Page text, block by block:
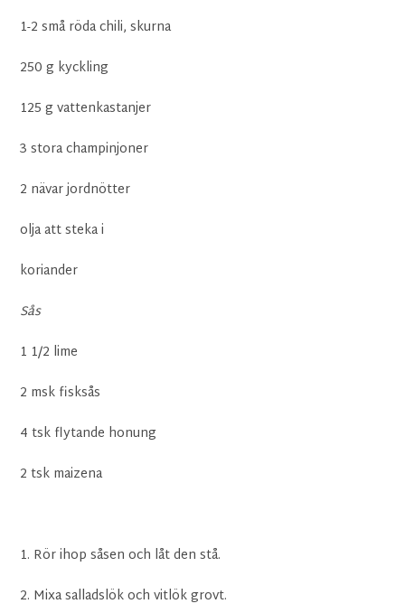
1-2 små röda chili, skurna
250 g kyckling
125 g vattenkastanjer
3 stora champinjoner
2 nävar jordnötter
olja att steka i
koriander
Sås
1 1/2 lime
2 msk fisksås
4 tsk flytande honung
2 tsk maizena
1. Rör ihop såsen och låt den stå.
2. Mixa salladslök och vitlök grovt.